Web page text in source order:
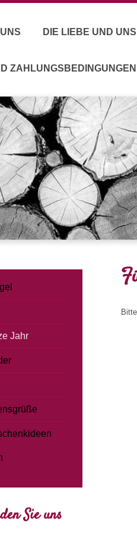
DIE LIEBE UND
ZAHLUNGSBEDINGUNGEN
Jahr
Sie uns